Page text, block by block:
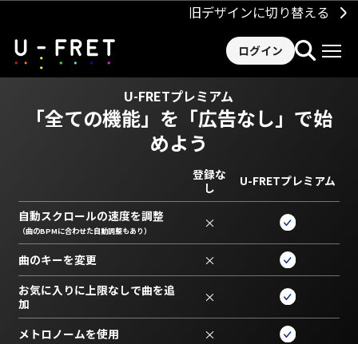
旧デザインに切り替える
ログイン
U-FRETプレミアム
「全ての機能」を 「広告なし」で始
めよう
登録な
し
U-FRETプレミアム
自動スクロールの速度を調整
（曲のBPMに合わせた自動調整もあり） ×
曲のキーを変更 ×
お気に入りに上限なしで曲を追
加
×
メトロノームを使用 ×